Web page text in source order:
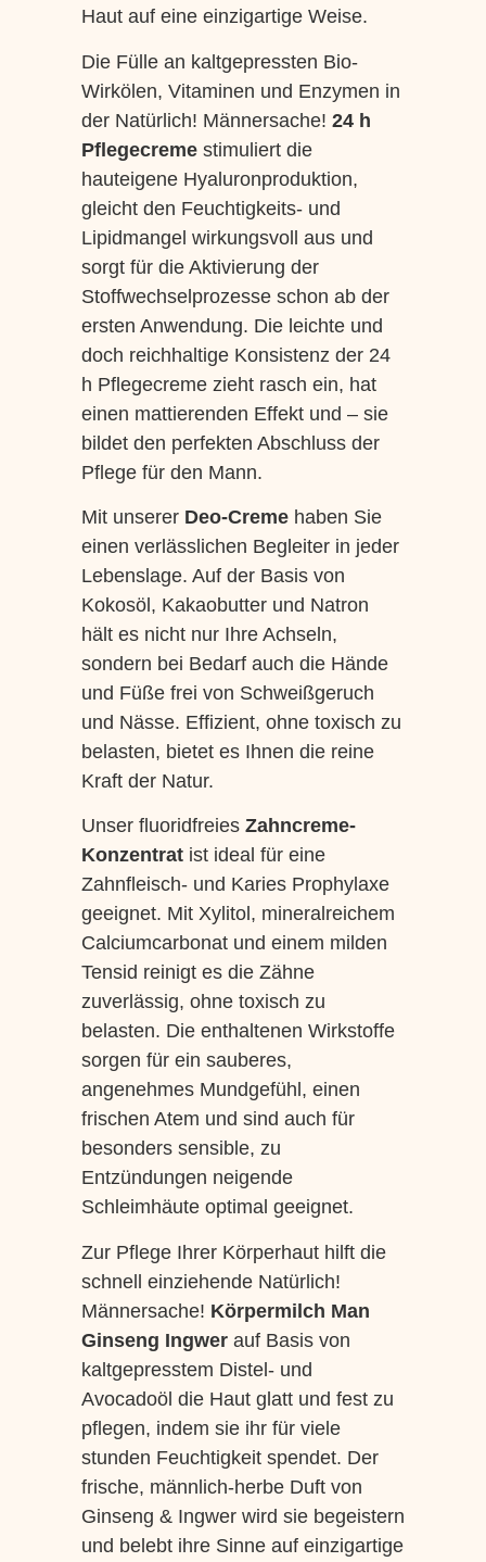
Haut auf eine einzigartige Weise.
Die Fülle an kaltgepressten Bio-
Wirkölen, Vitaminen und Enzymen in
der Natürlich! Männersache! 24 h
Pflegecremestimuliert die
hauteigene Hyaluronproduktion,
gleicht den Feuchtigkeits- und
Lipidmangel wirkungsvoll aus und
sorgt für die Aktivierung der
Stoffwechselprozesse schon ab der
ersten Anwendung. Die leichte und
doch reichhaltige Konsistenz der 24
h Pflegecreme zieht rasch ein, hat
einen mattierenden Effekt und – sie
bildet den perfekten Abschluss der
Pflege für den Mann.
Mit unserer Deo-Cremehaben Sie
einen verlässlichen Begleiter in jeder
Lebenslage. Auf der Basis von
Kokosöl, Kakaobutter und Natron
hält es nicht nur Ihre Achseln,
sondern bei Bedarf auch die Hände
und Füße frei von Schweißgeruch
und Nässe. Effizient, ohne toxisch zu
belasten, bietet es Ihnen die reine
Kraft der Natur.
Unser fluoridfreies Zahncreme-
Konzentratist ideal für eine
Zahnfleisch- und Karies Prophylaxe
geeignet. Mit Xylitol, mineralreichem
Calciumcarbonat und einem milden
Tensid reinigt es die Zähne
zuverlässig, ohne toxisch zu
belasten. Die enthaltenen Wirkstoffe
sorgen für ein sauberes,
angenehmes Mundgefühl, einen
frischen Atem und sind auch für
besonders sensible, zu
Entzündungen neigende
Schleimhäute optimal geeignet.
Zur Pflege Ihrer Körperhaut hilft die
schnell einziehende Natürlich!
Männersache! Körpermilch Man
Ginseng Ingwerauf Basis von
kaltgepresstem Distel- und
Avocadoöl die Haut glatt und fest zu
pflegen, indem sie ihr für viele
stunden Feuchtigkeit spendet. Der
frische, männlich-herbe Duft von
Ginseng & Ingwer wird sie begeistern
und belebt ihre Sinne auf einzigartige